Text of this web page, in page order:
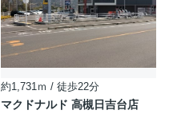
約1,731ｍ / 徒歩22分
マクドナルド 高槻日吉台店